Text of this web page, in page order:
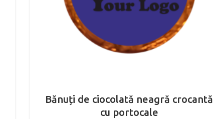
Bănuți de ciocolată neagră crocantă
cu portocale